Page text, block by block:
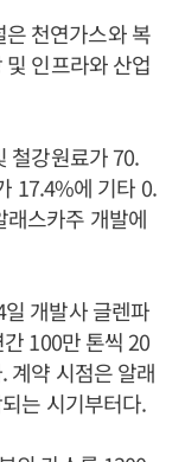
천연가스와 복
인프라와 산업
철강원료가 70.
17.4%에 기타 0.
스카주 개발에
개발사 글렌파
100만 톤씩 20
계약 시점은 알래
는 시기부터다.